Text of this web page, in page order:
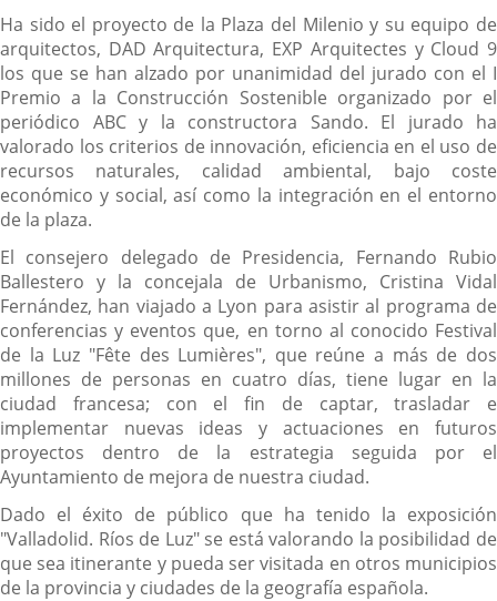
Ha sido el proyecto de la Plaza del Milenio y su equipo de
arquitectos, DAD Arquitectura, EXP Arquitectes y Cloud 9
los que se han alzado por unanimidad del jurado con el I
Premio a la Construcción Sostenible organizado por el
periódico ABC y la constructora Sando. El jurado ha
valorado los criterios de innovación, eficiencia en el uso de
recursos naturales, calidad ambiental, bajo coste
económico y social, así como la integración en el entorno
de la plaza.
El consejero delegado de Presidencia, Fernando Rubio
Ballestero y la concejala de Urbanismo, Cristina Vidal
Fernández, han viajado a Lyon para asistir al programa de
conferencias y eventos que, en torno al conocido Festival
de la Luz "Fête des Lumières", que reúne a más de dos
millones de personas en cuatro días, tiene lugar en la
ciudad francesa; con el fin de captar, trasladar e
implementar nuevas ideas y actuaciones en futuros
proyectos dentro de la estrategia seguida por el
Ayuntamiento de mejora de nuestra ciudad.
Dado el éxito de público que ha tenido la exposición
"Valladolid. Ríos de Luz" se está valorando la posibilidad de
que sea itinerante y pueda ser visitada en otros municipios
de la provincia y ciudades de la geografía española.